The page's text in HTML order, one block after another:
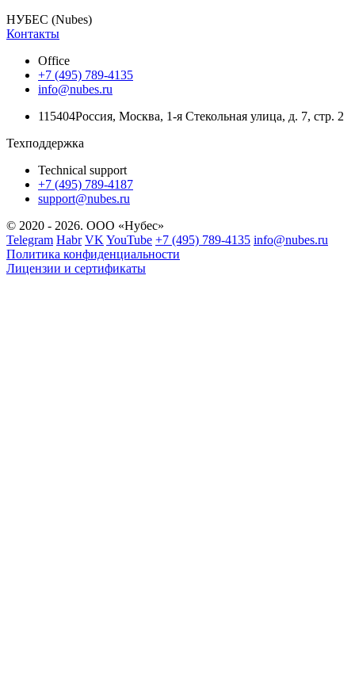
НУБЕС (Nubes)
Контакты
Office
+7 (495) 789-4135
info@nubes.ru
115404Россия, Москва, 1-я Стекольная улица, д. 7, стр. 2
Техподдержка
Technical support
+7 (495) 789-4187
support@nubes.ru
© 2020 - 2026. ООО «Нубес»
Telegram Habr VK YouTube +7 (495) 789-4135 info@nubes.ru
Политика конфиденциальности
Лицензии и сертификаты